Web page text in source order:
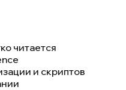
читается
и скриптов